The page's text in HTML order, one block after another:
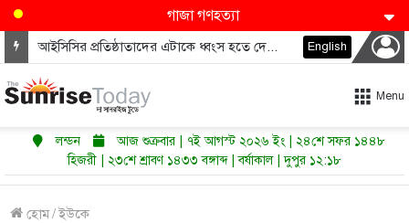
গাজা গণহত্যা
আইসিসির প্রতিষ্ঠাতাদের এটাকে ধ্বংস হতে দেওয়া উচিত নয় English
Menu
লন্ডন
আজ শুক্রবার | ৭ই আগস্ট ২০২৬ ইং | ২৪শে সফর ১৪৪৮
হিজরী | ২৩শে শ্রাবণ ১৪৩৩ বঙ্গাব্দ | বর্ষাকাল | দুপুর ১২:১৮
হোম/ইউকে